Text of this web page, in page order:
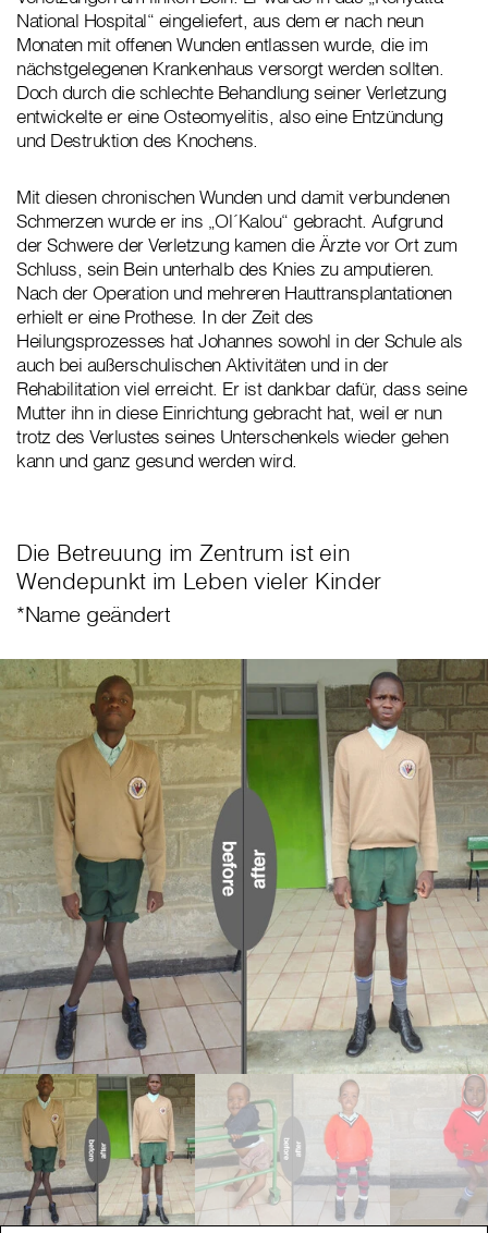
National Hospital“ eingeliefert, aus dem er nach neun
Monaten mit offenen Wunden entlassen wurde, die im
nächstgelegenen Krankenhaus versorgt werden sollten.
Doch durch die schlechte Behandlung seiner Verletzung
entwickelte er eine Osteomyelitis, also eine Entzündung
und Destruktion des Knochens.
Mit diesen chronischen Wunden und damit verbundenen
Schmerzen wurde er ins „Ol´Kalou“ gebracht. Aufgrund
der Schwere der Verletzung kamen die Ärzte vor Ort zum
Schluss, sein Bein unterhalb des Knies zu amputieren.
Nach der Operation und mehreren Hauttransplantationen
erhielt er eine Prothese. In der Zeit des
Heilungsprozesses hat Johannes sowohl in der Schule als
auch bei außerschulischen Aktivitäten und in der
Rehabilitation viel erreicht. Er ist dankbar dafür, dass seine
Mutter ihn in diese Einrichtung gebracht hat, weil er nun
trotz des Verlustes seines Unterschenkels wieder gehen
kann und ganz gesund werden wird.
Die Betreuung im Zentrum ist ein
Wendepunkt im Leben vieler Kinder
*Name geändert